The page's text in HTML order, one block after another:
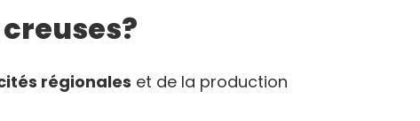
régionales et de la production